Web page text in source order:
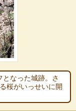
なった城跡。さ
桜がいっせいに開